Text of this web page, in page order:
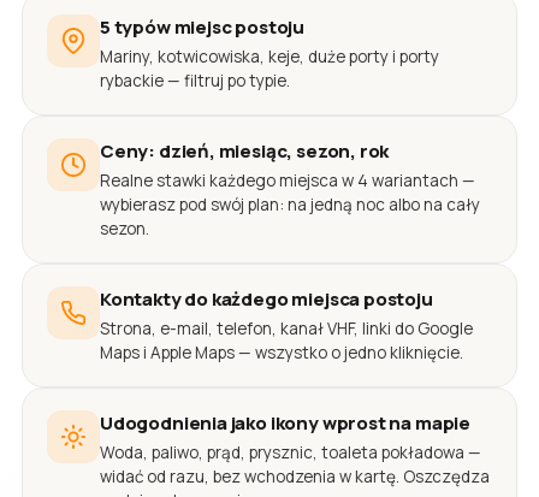
5 typów miejsc postoju
Mariny, kotwicowiska, keje, duże porty i porty
rybackie — filtruj po typie.
Ceny: dzień, miesiąc, sezon, rok
Realne stawki każdego miejsca w 4 wariantach —
wybierasz pod swój plan: na jedną noc albo na cały
sezon.
Kontakty do każdego miejsca postoju
Strona, e-mail, telefon, kanał VHF, linki do Google
Maps i Apple Maps — wszystko o jedno kliknięcie.
Udogodnienia jako ikony wprost na mapie
Woda, paliwo, prąd, prysznic, toaleta pokładowa —
widać od razu, bez wchodzenia w kartę. Oszczędza